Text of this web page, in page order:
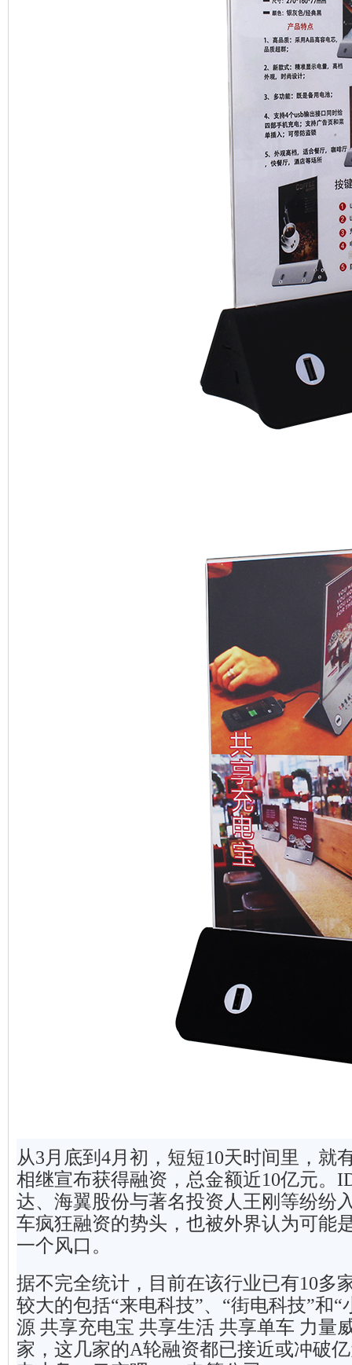
从3月底到4月初，短短10天时间里，就
相继宣布获得融资，总金额近10亿元。
达、海翼股份与著名投资人王刚等纷纷
车疯狂融资的势头，也被外界认为可能
一个风口。
据不完全统计，目前在该行业已有10多
较大的包括“来电科技”、“街电科技”和
源 共享充电宝 共享生活 共享单车 力量
家，这几家的A轮融资都已接近或冲破